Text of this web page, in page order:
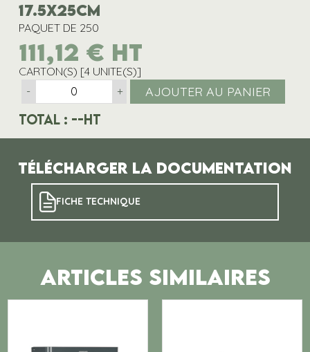
17.5x25CM
PAQUET DE 250
111,12 € HT
CARTON(S) [4 UNITE(S)]
-
+ AJOUTER AU PANIER
Total : --HT
Télécharger la documentation
FICHE TECHNIQUE
ARTICLES SIMILAIRES